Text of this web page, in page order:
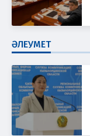
ӘЛЕУМЕТ